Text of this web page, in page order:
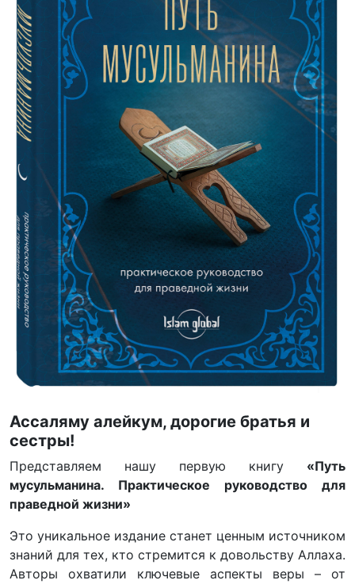
Ассаляму алейкум, дорогие братья и
сестры!
Представляем нашу первую книгу «Путь
мусульманина. Практическое руководство для
праведной жизни»
Это уникальное издание станет ценным источником
знаний для тех, кто стремится к довольству Аллаха.
Авторы охватили ключевые аспекты веры – от